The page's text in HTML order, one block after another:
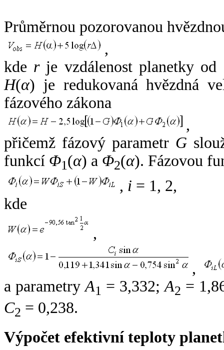
Průměrnou pozorovanou
,
kde rje vzdálenost planetky od
H(α) je redukovaná hvězdná
fázového zákona
,
přičemž fázový parametr G
funkcí Φ1(α) a Φ2(α). Fázovou
, i = 1, 2,
kde
,
,
a parametryA1 = 3,332;A2 =
C2 = 0,238.
Výpočet efektivní teploty